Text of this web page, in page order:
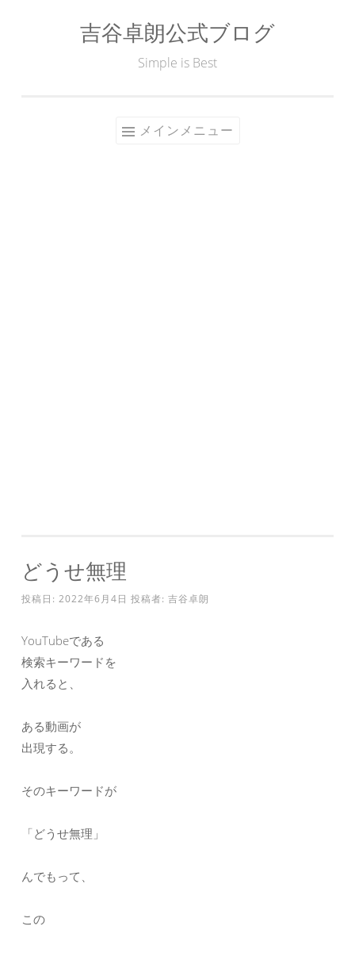
吉谷卓朗公式ブログ
Simple is Best
メインメニュー
どうせ無理
投稿日: 2022年6月4日 投稿者: 吉谷卓朗
YouTubeである
検索キーワードを
入れると、
ある動画が
出現する。
そのキーワードが
「どうせ無理」
んでもって、
この